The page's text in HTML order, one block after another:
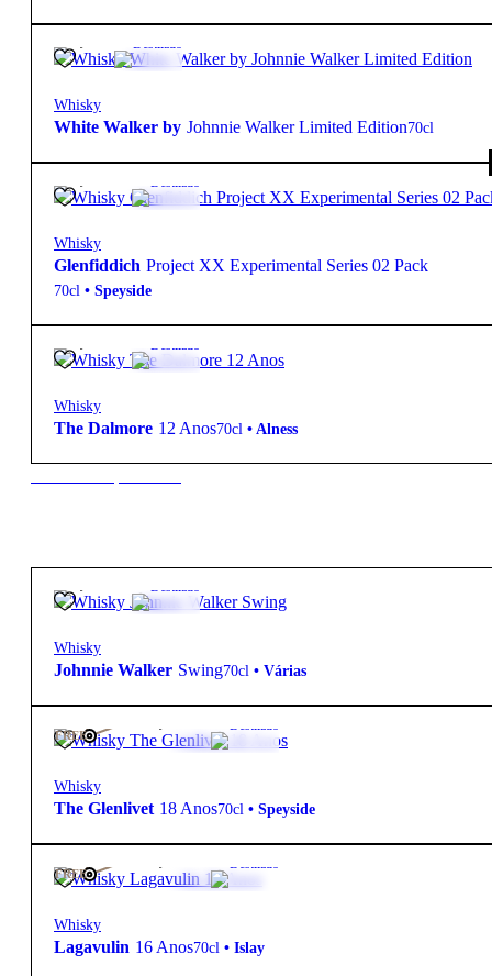
38,90€Destilado
Whisky
White Walker by Johnnie Walker Limited Edition70cl
99,40€ Destilado
Whisky
Glenfiddich Project XX Experimental Series 02 Pack
70cl • Speyside
99,50€ Destilado
Whisky
The Dalmore 12 Anos70cl • Alness
79,90€ Destilado
Whisky
Johnnie Walker Swing70cl • Várias
FREE
108,75€ Destilado
Whisky
The Glenlivet 18 Anos70cl • Speyside
FREE
104,85€ Destilado
Whisky
Lagavulin 16 Anos70cl • Islay